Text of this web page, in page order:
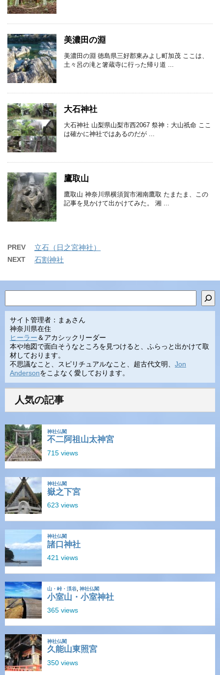
美濃田の淵
美濃田の淵 徳島県三好郡東みよし町加茂 ここは、
土々呂の滝と箸蔵寺に行った帰り道 ...
大石神社
大石神社 山梨県山梨市西2067 祭神：大山祇命 ここ
は確かに神社ではあるのだが ...
鷹取山
鷹取山 神奈川県横須賀市湘南鷹取 たまたま、この
記事を見かけて出かけてみた。 湘 ...
PREV 立石（日之宮神社）
NEXT 石割神社
サイト管理者：まぁさん
神奈川県在住
ヒーラー ＆アカシックリーダー
本や地図で面白そうなところを見つけると、ふらっと出かけて取
材しております。
不思議なこと、スピリチュアルなこと、超古代文明、 Jon
Andersonをこよなく愛しております。
人気の記事